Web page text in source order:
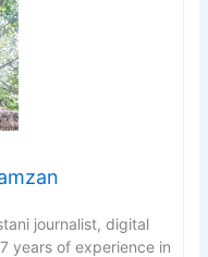
journalist, digital
years of experience in